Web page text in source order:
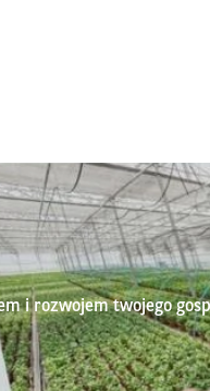
i rozwojem twojego